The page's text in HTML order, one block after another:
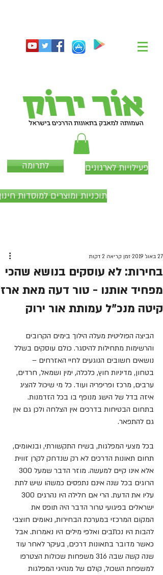
פעילויות לארגונים לתרומה
תוכניות ומוצרים למוסדות
בחירות: לא עוסקים בנושא שהכי
מפחיד אותנו - טור דעה מאת ארז
קיטה מנכ"ל עמותת אור ירוק
27 באוג׳ 2019 זמן קריאה 2 דקות
הביצה הפוליטית מעלה הילוך בימים הקרובים
והרשימות מתחילות להיסגר. כולם עוסקים בשלל
נושאים חשובים הנוגעים לחיי האזרחים –
בטחון, מדיניות חוץ, כלכלה, ימין ושמאל, חרדים,
ערבים, מרכז ופריפריה ועוד. כל מי שיכול להציג
איזה בדל של הישג מנופף בו בכל הזדמנות.
בתחום הבטיחות בדרכים אין הצלחה ולכן גם אין
גם להתפאר.
בכל מצעי המפלגות, בשיח התקשורתי, ובנאומים,
תחום תאונות הדרכים לא רק שנדחק לקרן זווית
הרוגים בכל שנה אינם נתפסים כמשהו שיש לתת
ישראלים בפיגועי טרור הדבר היה תופס את
המקום המרכזי במערכת הבחירות, נאומים חוצבי
להבות היו נכתבים ואלפי מילים היו נאמרות. אבל
כאשר מדובר בתאונות דרכים, בעיקר לאחר עוד
שנה קשה שבה 316 משפחות שכולות הצטרפו
למשפחת השכול, קולם של מנהיגי המפלגות